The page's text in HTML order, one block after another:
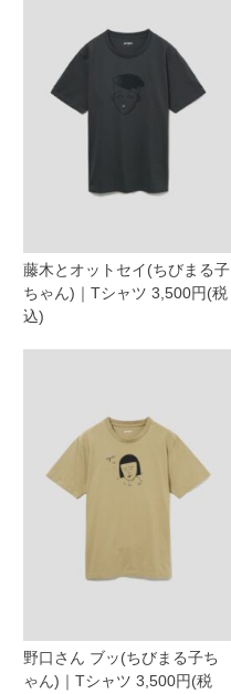
藤木とオットセイ(ちびまる子
ちゃん)｜Tシャツ 3,500円(税
込)
野口さん ブッ(ちびまる子ち
ゃん)｜Tシャツ 3,500円(税